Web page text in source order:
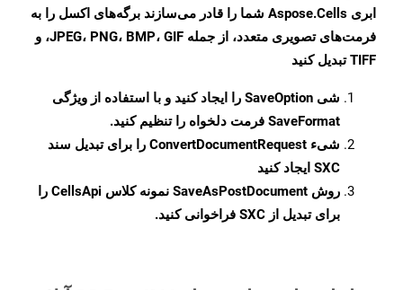
ابری Aspose.Cells شما را قادر می‌سازند برگه‌های اکسل را به
فرمت‌های تصویری متعدد، از جمله JPEG، PNG، BMP، GIF، و
TIFF تبدیل کنید
شی SaveOption را ایجاد کنید و با استفاده از ویژگی
SaveFormat فرمت دلخواه را تنظیم کنید.
شیء ConvertDocumentRequest را برای تبدیل سند
SXC ایجاد کنید
روش SaveAsPostDocument
نمونه کلاس CellsApi را
برای تبدیل از SXC فراخوانی کنید.